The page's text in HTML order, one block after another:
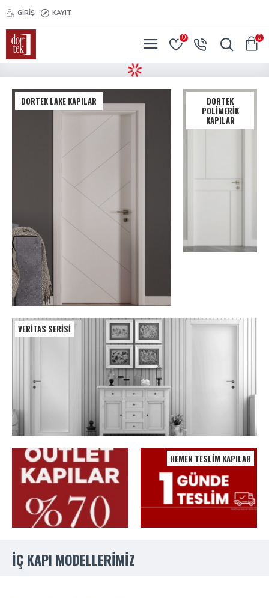
GIRIŞ KAYIT
0 0
DORTEK LAKE KAPILAR
DORTEK
POLIMERIK
KAPILAR
VERITAS SERISI
HEMEN TESLIM KAPILAR
İÇ KAPI MODELLERİMİZ